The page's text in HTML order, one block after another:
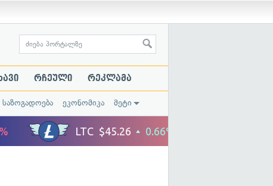
რჩეული რეკლამა
საზოგადოება ეკონომიკა მეტი